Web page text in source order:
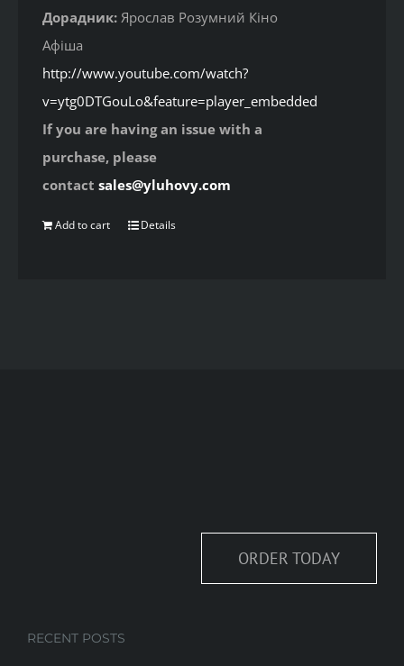
Дорадник: Ярослав Розумний Кіно
Афіша
http://www.youtube.com/watch?
v=ytg0DTGouLo&feature=player_embedded
If you are having an issue with a
purchase, please
contactsales@yluhovy.com
Add to cart Details
ORDER TODAY
RECENT POSTS